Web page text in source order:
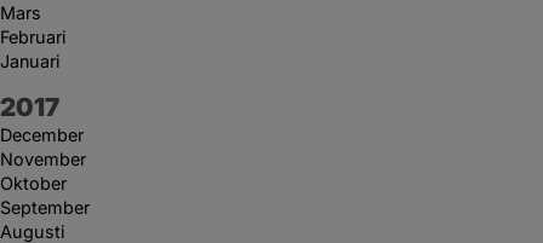
Mars
Februari
Januari
År:
2017
December
November
Oktober
September
Augusti